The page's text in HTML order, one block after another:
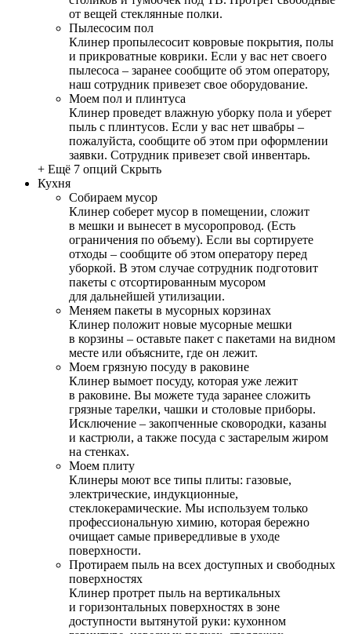
от вещей стеклянные полки.
Пылесосим пол
Клинер пропылесосит ковровые покрытия, полы
и прикроватные коврики. Если у вас нет своего
пылесоса – заранее сообщите об этом оператору,
наш сотрудник привезет свое оборудование.
Моем пол и плинтуса
Клинер проведет влажную уборку пола и уберет
пыль с плинтусов. Если у вас нет швабры –
пожалуйста, сообщите об этом при оформлении
заявки. Сотрудник привезет свой инвентарь.
+ Ещё 7 опций Скрыть
Кухня
Собираем мусор
Клинер соберет мусор в помещении, сложит
в мешки и вынесет в мусоропровод. (Есть
ограничения по объему). Если вы сортируете
отходы – сообщите об этом оператору перед
уборкой. В этом случае сотрудник подготовит
пакеты с отсортированным мусором
для дальнейшей утилизации.
Меняем пакеты в мусорных корзинах
Клинер положит новые мусорные мешки
в корзины – оставьте пакет с пакетами на видном
месте или объясните, где он лежит.
Моем грязную посуду в раковине
Клинер вымоет посуду, которая уже лежит
в раковине. Вы можете туда заранее сложить
грязные тарелки, чашки и столовые приборы.
Исключение – закопченные сковородки, казаны
и кастрюли, а также посуда с застарелым жиром
на стенках.
Моем плиту
Клинеры моют все типы плиты: газовые,
электрические, индукционные,
стеклокерамические. Мы используем только
профессиональную химию, которая бережно
очищает самые привередливые в уходе
поверхности.
Протираем пыль на всех доступных и свободных
поверхностях
Клинер протрет пыль на вертикальных
и горизонтальных поверхностях в зоне
доступности вытянутой руки: кухонном